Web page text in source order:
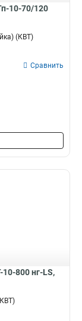
10-70/120
(КВТ)
Сравнить
800 нг-LS,